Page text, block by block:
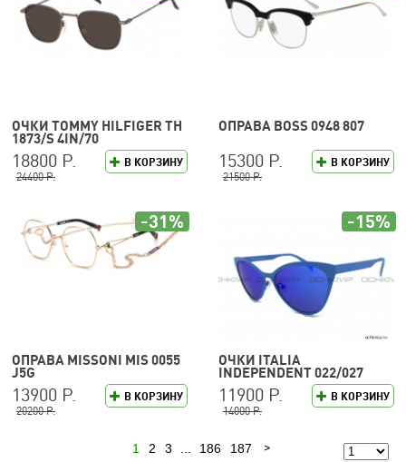
ОЧКИ TOMMY HILFIGER TH
1873/S 4IN/70
В КОРЗИНУ
18800 Р.
24400 Р.
ОПРАВА BOSS 0948 807
В КОРЗИНУ
15300 Р.
21500 Р.
ОПРАВА MISSONI MIS 0055
J5G
В КОРЗИНУ
13900 Р.
20200 Р.
-31%
ОЧКИ ITALIA
INDEPENDENT 022/027
В КОРЗИНУ
11900 Р.
14000 Р.
-15%
1 2 3 186 187